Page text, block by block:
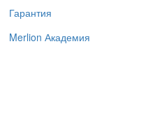
Гарантия
Merlion Академия